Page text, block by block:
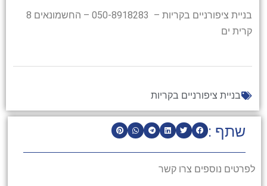
שתף :
לפרטים נוספים צרו קשר
בניית ציפורניים בקריות – 050-8918283 – החשמונאים 8
קרית ים
בניית ציפורניים בקריות